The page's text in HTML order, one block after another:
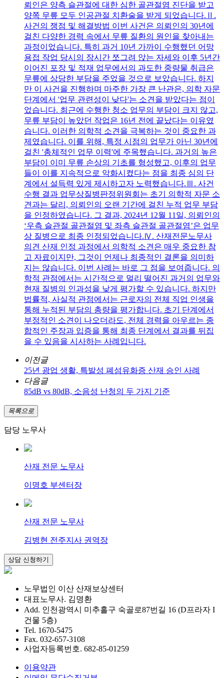
뢰인은 양측 슬관절에 대한 심한 골관절염 진단을 받고
양쪽 무릎 모두 인공관절 치환술을 받게 되었습니다.Ⅱ.
사건의 쟁점 및 해결방법 이번 사건은 의뢰인의 30년에
걸친 다양한 경력 속에서 무릎 질환의 원인을 찾아내는
과정이었습니다. 특히 과거 10년 가까이 수행했던 어망
용접 작업 당시의 장시간 쪼그려 앉는 자세와 이후 5년간
이어진 포장 및 적재 업무에서의 과도한 중량물 취급은
무릎에 상당한 부담을 주었을 것으로 보았습니다. 하지
만 이 사건을 진행하며 마주한 가장 큰 난관은, 의학 자문
단계에서 '업무 관련성이 낮다'는 소견을 받았다는 점이
었습니다. 최근에 수행한 청소 업무의 부담이 크지 않고,
무릎 부담이 높았던 작업은 16년 전에 끝났다는 이유였
습니다. 이러한 의학적 소견을 극복하는 것이 중요한 과
제였습니다. 이를 위해, 특정 시점의 업무가 아닌 30년에
걸친 '총체적인 업무 이력'에 주목했습니다. 과거의 높은
부담이 이미 무릎 손상의 기초를 형성했고, 이후의 업무
들이 이를 지속적으로 악화시켰다는 점을 최종 심의 단
계에서 설득력 있게 제시하고자 노력했습니다.Ⅲ. 사건
수행 결과 업무상질병판정위원회는 초기 의학적 자문 소
견과는 달리, 의뢰인의 오랜 기간에 걸친 누적 업무 부담
을 인정하였습니다. 그 결과, 2024년 12월 11일, 의뢰인의
‘우측 슬관절 골관절염 및 좌측 슬관절 골관절염’은 업무
상 질병으로 최종 인정되었습니다.Ⅳ. 산재전문노무사
의견 산재 인정 과정에서 의학적 소견은 매우 중요한 참
고 자료이지만, 그것이 언제나 최종적인 결론을 의미하
지는 않습니다. 이번 사례는 바로 그 점을 보여줍니다. 의
학적 관점에서는 시간적으로 멀리 떨어진 과거의 업무와
현재 질병의 인과성을 낮게 평가할 수 있습니다. 하지만
법률적, 사실적 관점에서는 근로자의 전체 직업 인생을
통해 누적된 부담의 총량을 평가합니다. 초기 단계에서
부정적인 소견이 나오더라도, 전체 경력을 아우르는 종
합적인 주장과 입증을 통해 최종 단계에서 결과를 뒤집
을 수 있음을 시사하는 사례입니다.
이전글
25년 광업 생활, 특발성 폐섬유화증 산재 승인 사례
다음글
85dB vs 80dB, 소음성 난청의 두 가지 기준
목록으로
담당 노무사
산재 전문 노무사
이명호 부센터장
산재 전문 노무사
김병현 전주지사 권역장
노무법인 이산 산재보상센터
대표노무사. 김명환
Add. 인천광역시 미추홀구 숙골로87번길 16 (D프라자 I
건물 5층)
Tel. 1670-5475
Fax. 032-657-3108
사업자등록번호. 682-85-01259
이용약관